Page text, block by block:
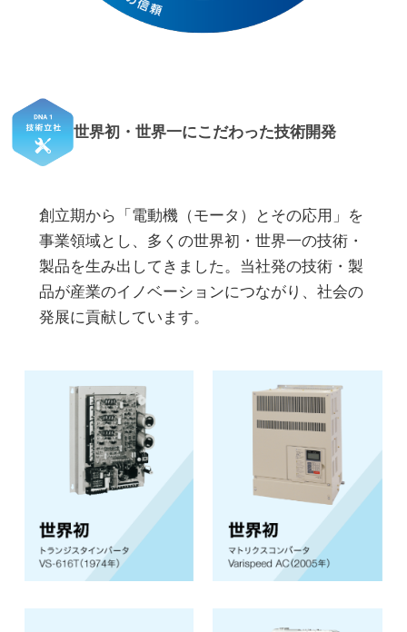
世界初・世界一にこだわった技術開発
創立期から「電動機（モータ）とその応用」を
事業領域とし、多くの世界初・世界一の技術・
製品を生み出してきました。当社発の技術・製
品が産業のイノベーションにつながり、社会の
発展に貢献しています。